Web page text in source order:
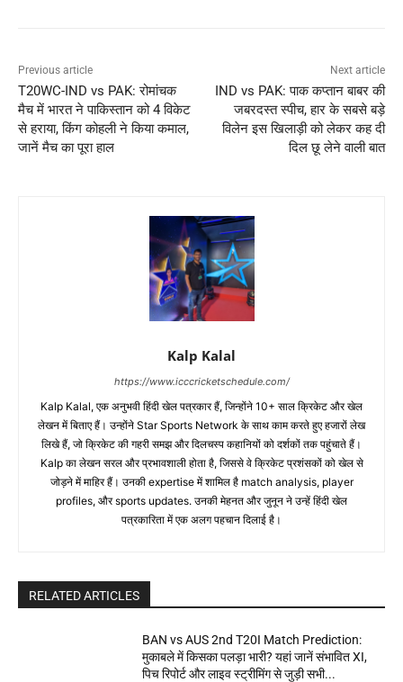
Previous article
T20WC-IND vs PAK: रोमांचक
मैच में भारत ने पाकिस्तान को 4 विकेट
से हराया, किंग कोहली ने किया कमाल,
जानें मैच का पूरा हाल
Next article
IND vs PAK: पाक कप्तान बाबर की
जबरदस्त स्पीच, हार के सबसे बड़े
विलेन इस खिलाड़ी को लेकर कह दी
दिल छू लेने वाली बात
Kalp Kalal
https://www.icccricketschedule.com/
Kalp Kalal, एक अनुभवी हिंदी खेल पत्रकार हैं, जिन्होंने 10+ साल क्रिकेट और खेल
लेखन में बिताए हैं। उन्होंने Star Sports Network के साथ काम करते हुए हजारों लेख
लिखे हैं, जो क्रिकेट की गहरी समझ और दिलचस्प कहानियों को दर्शकों तक पहुंचाते हैं।
Kalp का लेखन सरल और प्रभावशाली होता है, जिससे वे क्रिकेट प्रशंसकों को खेल से
जोड़ने में माहिर हैं। उनकी expertise में शामिल है match analysis, player
profiles, और sports updates. उनकी मेहनत और जुनून ने उन्हें हिंदी खेल
पत्रकारिता में एक अलग पहचान दिलाई है।
RELATED ARTICLES
BAN vs AUS 2nd T20I Match Prediction:
मुकाबले में किसका पलड़ा भारी? यहां जानें संभावित XI,
पिच रिपोर्ट और लाइव स्ट्रीमिंग से जुड़ी सभी...